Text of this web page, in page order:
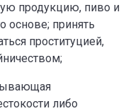
продукцию, пиво и
основе; принять
проституцией,
либо